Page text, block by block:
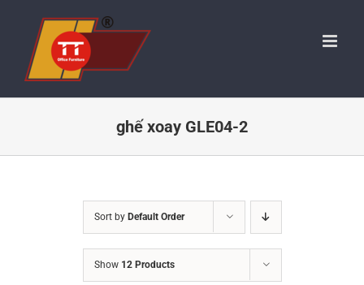
content
ghế xoay GLE04-2
Sort by Default Order
Show 12 Products